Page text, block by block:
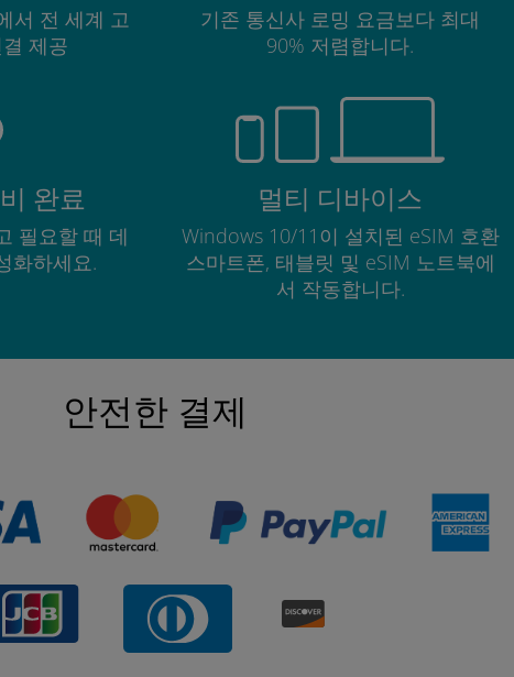
서 전 세계 고
제공
기존 통신사 로밍 요금보다 최대
90% 저렴합니다.
완료
필요할 때 데
화하세요.
멀티 디바이스
Windows 10/11이 설치된 eSIM 호환
스마트폰, 태블릿 및 eSIM 노트북에
서 작동합니다.
안전한 결제